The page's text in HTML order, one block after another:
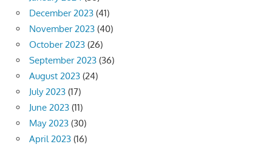
December 2023 (41)
November 2023 (40)
October 2023 (26)
September 2023 (36)
August 2023 (24)
July 2023 (17)
June 2023 (11)
May 2023 (30)
April 2023 (16)